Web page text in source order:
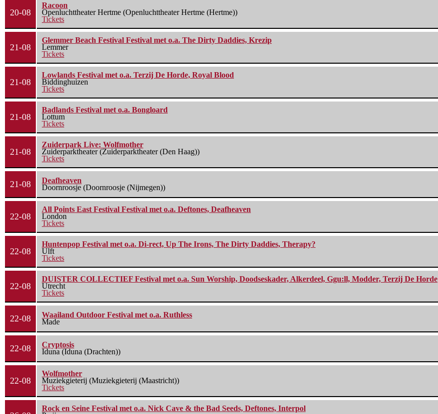
20-08
Racoon
Openluchttheater Hertme (Openluchttheater Hertme (Hertme))
Tickets
21-08
Glemmer Beach Festival Festival met o.a. The Dirty Daddies, Krezip
Lemmer
Tickets
21-08
Lowlands Festival met o.a. Terzij De Horde, Royal Blood
Biddinghuizen
Tickets
21-08
Badlands Festival met o.a. Bongloard
Lottum
Tickets
21-08
Zuiderpark Live: Wolfmother
Zuiderparktheater (Zuiderparktheater (Den Haag))
Tickets
21-08
Deafheaven
Doornroosje (Doornroosje (Nijmegen))
22-08
All Points East Festival Festival met o.a. Deftones, Deafheaven
London
Tickets
22-08
Huntenpop Festival met o.a. Di-rect, Up The Irons, The Dirty Daddies, Therapy?
Ulft
Tickets
22-08
DUISTER COLLECTIEF Festival met o.a. Sun Worship, Doodseskader, Alkerdeel, Ggu:ll, Modder, Terzij De Horde
Utrecht
Tickets
22-08
Waailand Outdoor Festival met o.a. Ruthless
Made
22-08
Cryptosis
Iduna (Iduna (Drachten))
22-08
Wolfmother
Muziekgieterij (Muziekgieterij (Maastricht))
Tickets
Rock en Seine Festival met o.a. Nick Cave & the Bad Seeds, Deftones, Interpol